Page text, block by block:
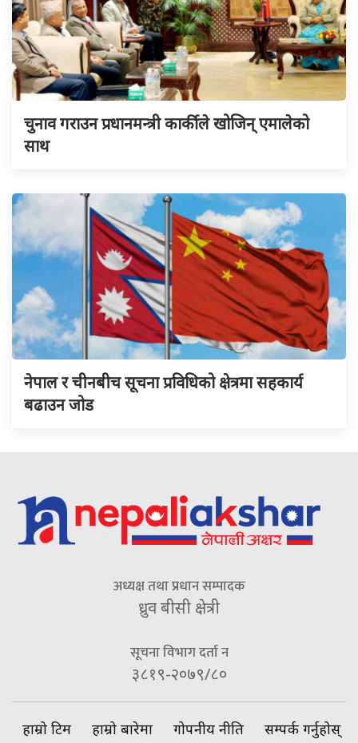
चुनाव गराउन प्रधानमन्त्री कार्कीले खोजिन् एमालेको
साथ
नेपाल र चीनबीच सूचना प्रविधिको क्षेत्रमा सहकार्य
बढाउन जोड
अध्यक्ष तथा प्रधान सम्पादक
ध्रुव बीसी क्षेत्री
सूचना विभाग दर्ता न
३८१९-२०७९/८०
हाम्रो टिम हाम्रो बारेमा गोपनीय नीति सम्पर्क गर्नुहोस्